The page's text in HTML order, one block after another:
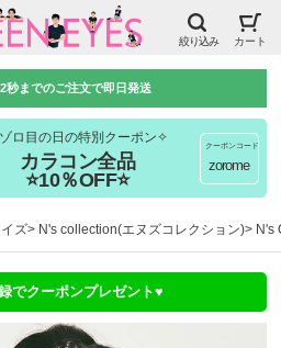
絞り込み カート
秒までのご注文で即日発送
ロ目の日の特別クーポン✧
カラコン全品
⭐10％OFF⭐
クーポンコード
zorome
ズ N's collection(エヌズコレクション) N's
でクーポンプレゼント♥